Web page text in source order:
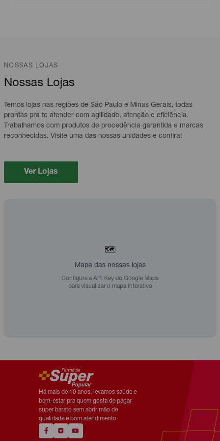
NOSSAS LOJAS
Nossas Lojas
Temos lojas nas regiões de São Paulo e Minas Gerais, todas
prontas pra te atender com agilidade, atenção e eficiência.
Trabalhamos com produtos de procedência garantida e marcas
reconhecidas. Visite uma das nossas unidades e confira!
Ver Lojas
🗺️
Mapa das nossas lojas
Configure a API Key do Google Maps
para visualizar o mapa interativo
Há mais de 10 anos, levamos saúde e
bem-estar pra quem gosta de pagar
super barato sem abrir mão de
qualidade e bom atendimento.